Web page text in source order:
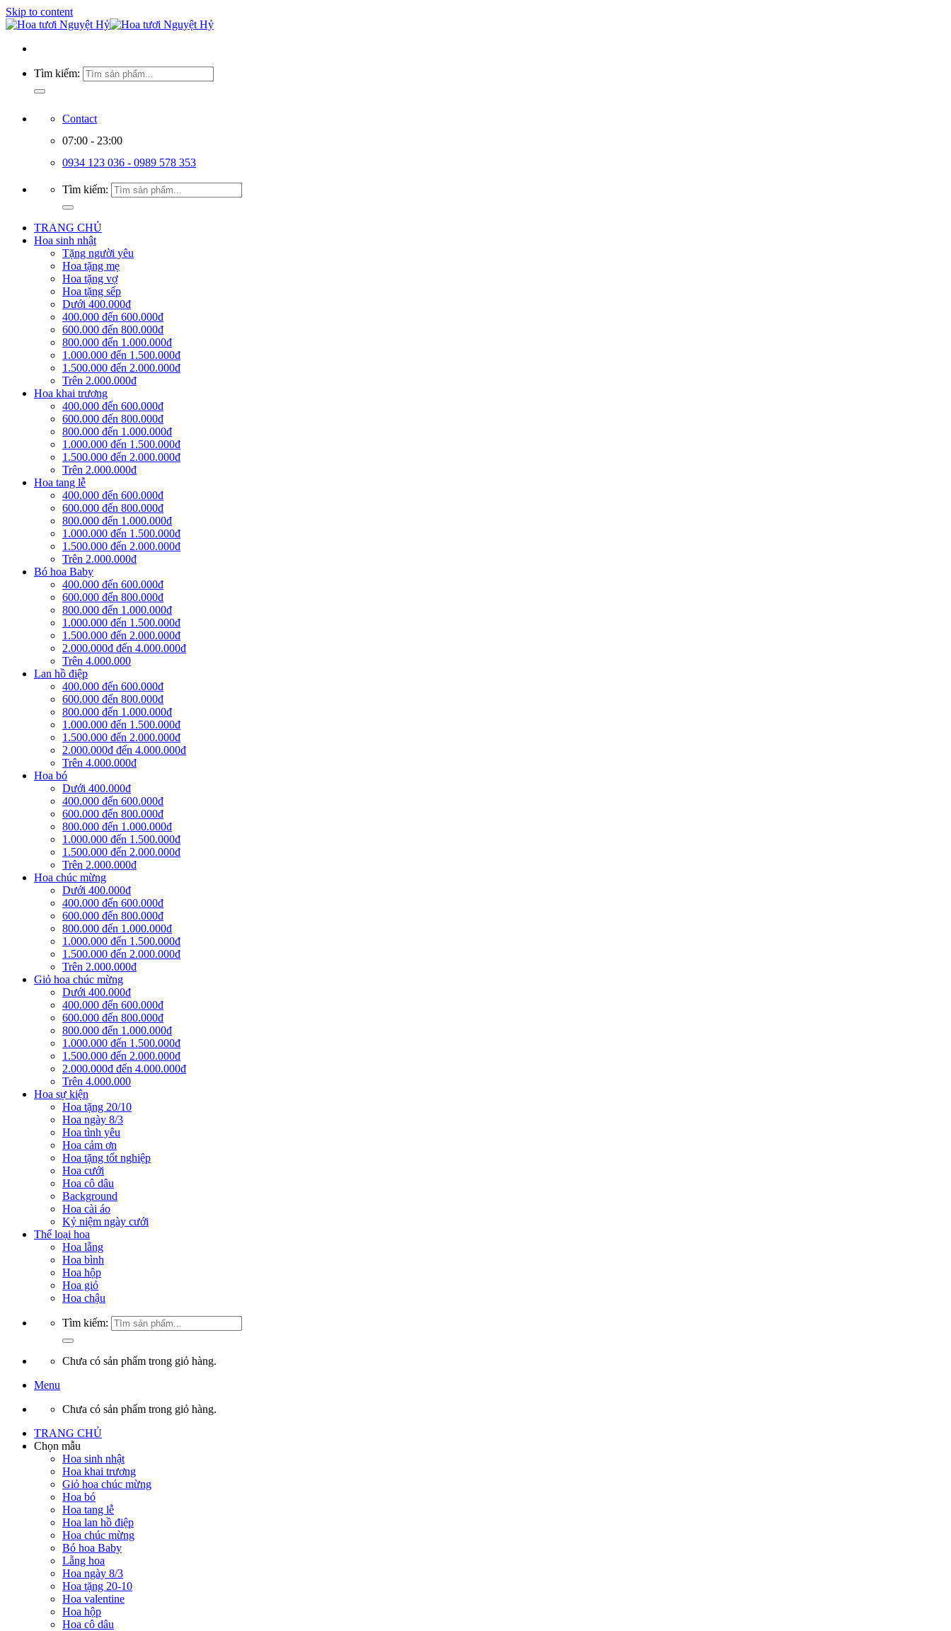
Skip to content
Tìm kiếm:
Contact
07:00 - 23:00
0934 123 036 - 0989 578 353
Tìm kiếm:
TRANG CHỦ
Hoa sinh nhật
Tặng người yêu
Hoa tặng mẹ
Hoa tặng vợ
Hoa tặng sếp
Dưới 400.000đ
400.000 đến 600.000đ
600.000 đến 800.000đ
800.000 đến 1.000.000đ
1.000.000 đến 1.500.000đ
1.500.000 đến 2.000.000đ
Trên 2.000.000đ
Hoa khai trương
400.000 đến 600.000đ
600.000 đến 800.000đ
800.000 đến 1.000.000đ
1.000.000 đến 1.500.000đ
1.500.000 đến 2.000.000đ
Trên 2.000.000đ
Hoa tang lễ
400.000 đến 600.000đ
600.000 đến 800.000đ
800.000 đến 1.000.000đ
1.000.000 đến 1.500.000đ
1.500.000 đến 2.000.000đ
Trên 2.000.000đ
Bó hoa Baby
400.000 đến 600.000đ
600.000 đến 800.000đ
800.000 đến 1.000.000đ
1.000.000 đến 1.500.000đ
1.500.000 đến 2.000.000đ
2.000.000đ đến 4.000.000đ
Trên 4.000.000
Lan hồ điệp
400.000 đến 600.000đ
600.000 đến 800.000đ
800.000 đến 1.000.000đ
1.000.000 đến 1.500.000đ
1.500.000 đến 2.000.000đ
2.000.000đ đến 4.000.000đ
Trên 4.000.000đ
Hoa bó
Dưới 400.000đ
400.000 đến 600.000đ
600.000 đến 800.000đ
800.000 đến 1.000.000đ
1.000.000 đến 1.500.000đ
1.500.000 đến 2.000.000đ
Trên 2.000.000đ
Hoa chúc mừng
Dưới 400.000đ
400.000 đến 600.000đ
600.000 đến 800.000đ
800.000 đến 1.000.000đ
1.000.000 đến 1.500.000đ
1.500.000 đến 2.000.000đ
Trên 2.000.000đ
Giỏ hoa chúc mừng
Dưới 400.000đ
400.000 đến 600.000đ
600.000 đến 800.000đ
800.000 đến 1.000.000đ
1.000.000 đến 1.500.000đ
1.500.000 đến 2.000.000đ
2.000.000đ đến 4.000.000đ
Trên 4.000.000
Hoa sự kiện
Hoa tặng 20/10
Hoa ngày 8/3
Hoa tình yêu
Hoa cảm ơn
Hoa tặng tốt nghiệp
Hoa cưới
Hoa cô dâu
Background
Hoa cài áo
Kỷ niệm ngày cưới
Thể loại hoa
Hoa lẵng
Hoa bình
Hoa hộp
Hoa giỏ
Hoa chậu
Tìm kiếm:
Chưa có sản phẩm trong giỏ hàng.
Menu
Chưa có sản phẩm trong giỏ hàng.
TRANG CHỦ
Chọn mẫu
Hoa sinh nhật
Hoa khai trương
Giỏ hoa chúc mừng
Hoa bó
Hoa tang lễ
Hoa lan hồ điệp
Hoa chúc mừng
Bó hoa Baby
Lẵng hoa
Hoa ngày 8/3
Hoa tặng 20-10
Hoa valentine
Hoa hộp
Hoa cô dâu